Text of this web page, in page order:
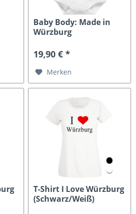
Baby Body: Made in
Würzburg
19,90 € *
Merken
T-Shirt I Love Würzburg
(Schwarz/Weiß)